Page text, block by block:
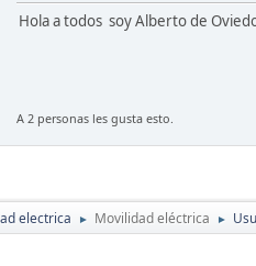
Hola a todos soy Alberto de
A 2 personas les gusta esto.
electrica ► Movilidad eléctrica ►